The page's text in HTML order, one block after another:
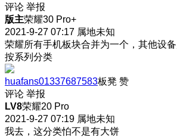
评论 举报
版主荣耀30 Pro+
2021-9-27 07:17 属地未知
荣耀所有手机板块合并为一个，其他设
按系列分类
huafans01337687583板凳 赞
评论 举报
LV8荣耀20 Pro
2021-9-27 07:19 属地未知
我去，这分类怕不是有大饼